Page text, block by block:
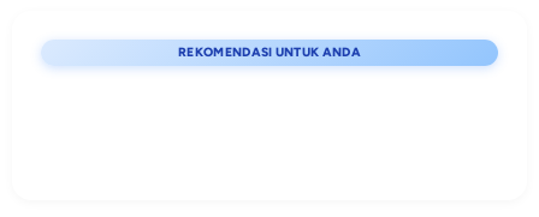
REKOMENDASI UNTUK ANDA